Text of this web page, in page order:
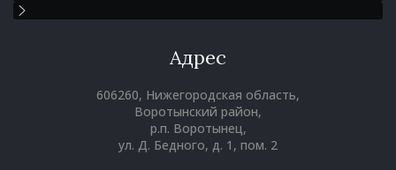
Адрес
606260, Нижегородская область,
Воротынский район,
р.п. Воротынец,
ул. Д. Бедного, д. 1, пом. 2